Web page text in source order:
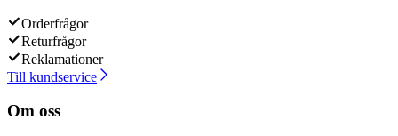
Orderfrågor
Returfrågor
Reklamationer
Till kundservice
Om oss